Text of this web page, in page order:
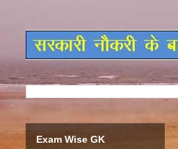
Exam Wise GK